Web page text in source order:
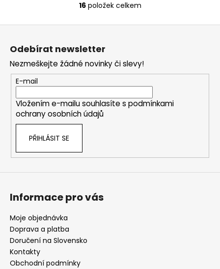
O
v
a
c
í
p
r
ý
p
16položek celkem
Odebírat newsletter
Nezmeškejte žádné novinky či slevy!
E-mail
Vložením e-mailu souhlasíte s podmínkami
ochrany osobních údajů
PŘIHLÁSIT SE
Informace pro vás
Moje objednávka
Doprava a platba
Doručení na Slovensko
Kontakty
Obchodní podmínky